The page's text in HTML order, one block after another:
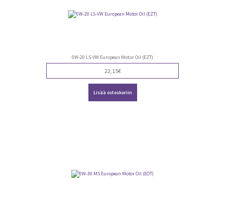
0W-20 LS-VW European Motor Oil (EZT)
22,15€
Lisää ostoskoriin